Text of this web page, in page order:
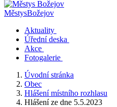
MěstysBožejov
Aktuality
Úřední deska
Akce
Fotogalerie
Úvodní stránka
Obec
Hlášení místního rozhlasu
Hlášení ze dne 5.5.2023